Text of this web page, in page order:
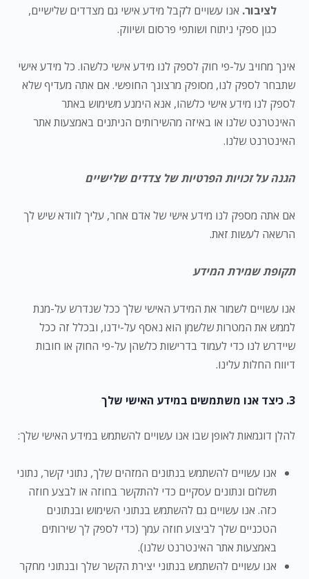
לציבור. אנו עשויים לקבל מידע אישי גם מצדדים שלישיים,
כגון ספקי ניתוח ושותפי פרסום ושיווק.
אינך מחויב על-פי חוק לספק לנו מידע אישי כלשהו. כל מידע אישי
שתבחר לספק לנו, מסופק מרצונך החופשי. אם אתה מעדיף שלא
לספק לנו מידע אישי כלשהו, אנא הימנע משימוש באתר
האינטרנט שלנו או באיזה מהשירותים הניתנים באמצעות אתר
האינטרנט שלנו.
הגנה על זכויות הפרטיות של צדדים שלישיים
אם אתה מספק לנו מידע אישי של אדם אחר, עליך לוודא שיש לך
הרשאה לעשות זאת.
תקופת שמירת המידע
אנו עשויים לשמור את המידע האישי שלך ככל שנדרש על-מנת
לממש את המטרות שלשמן הוא נאסף על-ידנו, ובכלל זה ככל
שיידרש לנו כדי לעמוד בדרישות כלשהן על-פי החוק או חובות
דיווח החלות עלינו.
3. כיצד אנו משתמשים במידע האישי שלך
להלן דוגמאות לאופן שבו אנו עשויים להשתמש במידע האישי שלך:
אנו עשויים להשתמש בנתונים המזהים שלך, נתוני קשר, נתוני
תשלום ונתונים עסקיים כדי להתקשר בחוזה או לבצע חוזה
כזה. אנו עשויים גם להשתמש בנתוני השימוש ובנתונים
הטכניים שלך לביצוע חוזה עמך (כדי לספק לך שירותים
באמצעות אתר האינטרנט שלנו).
אנו עשויים להשתמש בנתוני יצירת הקשר שלך ובנתוני מחקר